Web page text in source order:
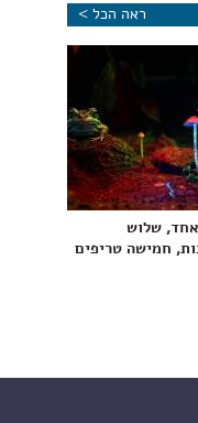
ראה הכל >
שלוש
חמישה טריפים